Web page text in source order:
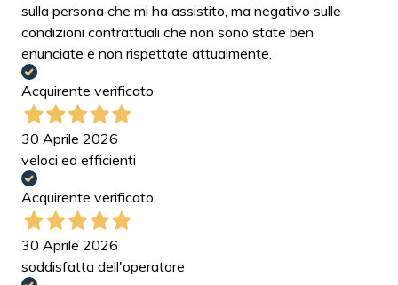
sulla persona che mi ha assistito, ma negativo sulle
condizioni contrattuali che non sono state ben
enunciate e non rispettate attualmente.
Acquirente verificato
30 Aprile 2026
veloci ed efficienti
Acquirente verificato
30 Aprile 2026
soddisfatta dell'operatore